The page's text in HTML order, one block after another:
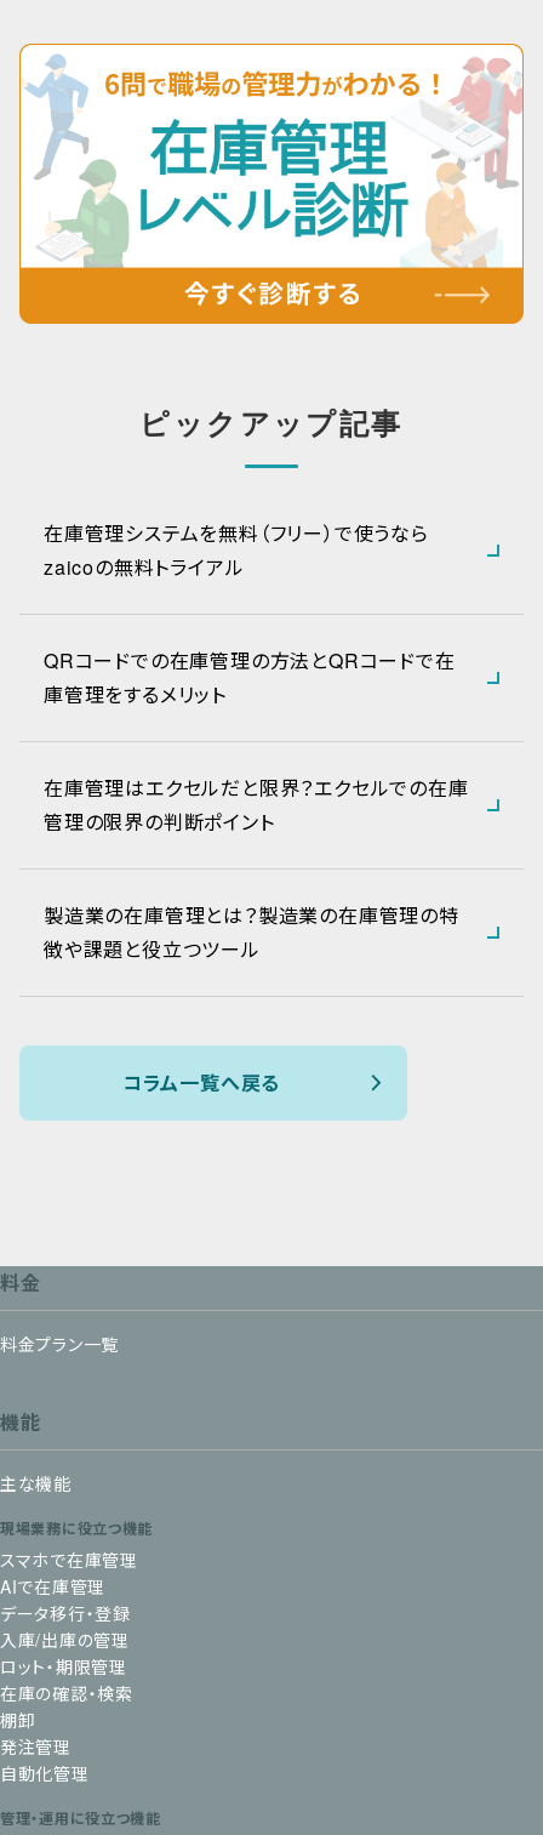
ピックアップ記事
在庫管理システムを無料（フリー）で使うなら
zaicoの無料トライアル
QRコードでの在庫管理の方法とQRコードで在
庫管理をするメリット
在庫管理はエクセルだと限界？エクセルでの在庫
管理の限界の判断ポイント
製造業の在庫管理とは？製造業の在庫管理の特
徴や課題と役立つツール
コラム一覧へ戻る
料金
料金プラン一覧
機能
主な機能
現場業務に役立つ機能
スマホで在庫管理
AIで在庫管理
データ移行・登録
入庫/出庫の管理
ロット・期限管理
在庫の確認・検索
棚卸
発注管理
自動化管理
管理・運用に役立つ機能